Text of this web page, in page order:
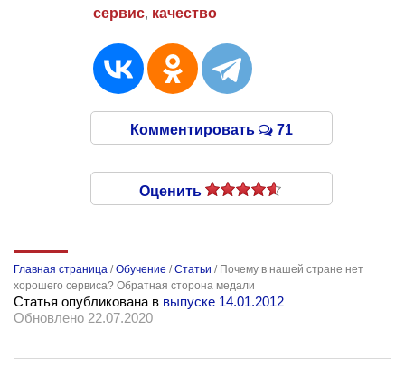
сервис, качество
Комментировать 71
Оценить
Главная страница /Обучение /Статьи / Почему в нашей стране нет
хорошего сервиса? Обратная сторона медали
Статья опубликована в выпуске 14.01.2012
Обновлено 22.07.2020